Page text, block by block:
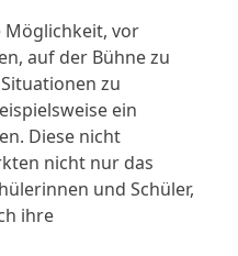
Möglichkeit, vor
auf der Bühne zu
zu
ein
Diese nicht
nicht nur das
und Schüler,
ihre